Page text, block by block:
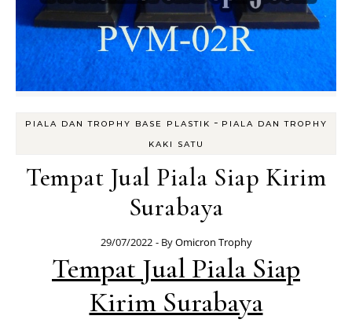
PIALA DAN TROPHY BASE PLASTIK - PIALA DAN TROPHY
KAKI SATU
Tempat Jual Piala Siap Kirim
Surabaya
29/07/2022 - ByOmicron Trophy
Tempat Jual Piala Siap
Kirim Surabaya